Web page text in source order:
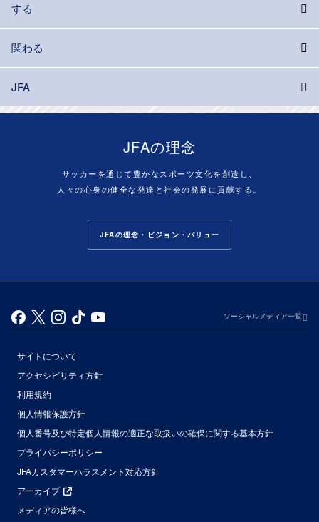
する
関わる
JFA
JFAの理念
サッカーを通じて豊かなスポーツ文化を創造し、
人々の心身の健全な発達と社会の発展に貢献する。
JFAの理念・ビジョン・バリュー
ソーシャルメディア一覧
サイトについて
アクセシビリティ方針
利用規約
個人情報保護方針
個人番号及び特定個人情報の適正な取扱いの確保に関する基本方針
プライバシーポリシー
JFAカスタマーハラスメント対応方針
アーカイブ
メディアの皆様へ